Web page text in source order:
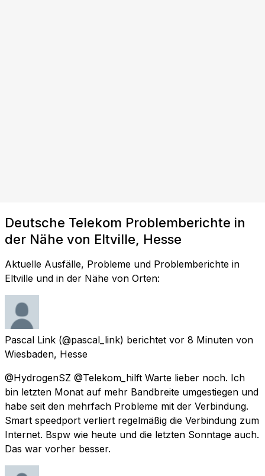
Deutsche Telekom Problemberichte in
der Nähe von Eltville, Hesse
Aktuelle Ausfälle, Probleme und Problemberichte in
Eltville und in der Nähe von Orten:
Pascal Link (@pascal_link) berichtet vor 8 Minuten von
Wiesbaden, Hesse
@HydrogenSZ @Telekom_hilft Warte lieber noch. Ich
bin letzten Monat auf mehr Bandbreite umgestiegen und
habe seit den mehrfach Probleme mit der Verbindung.
Smart speedport verliert regelmäßig die Verbindung zum
Internet. Bspw wie heute und die letzten Sonntage auch.
Das war vorher besser.